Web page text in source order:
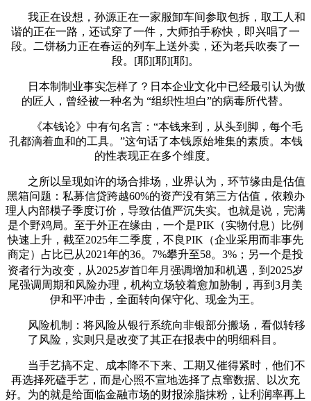
我正在设想，孙源正在一家服卸车间参取包拆，取工人和
谐的正在一路，还试穿了一件，大师拍手称快，即兴唱了一
段。二饼杨力正在春运的列车上送外卖，还为老兵吹奏了一
段。[耶][耶][耶]。
日本制制业事实怎样了？日本企业文化中已经最引认为傲
的匠人，曾经被一种名为 “组织性坦白”的病毒所代替。
《本钱论》中有句名言：“本钱来到，从头到脚，每个毛
孔都滴着血和的工具。”这句话了本钱原始堆集的素质。本钱
的性表现正在多个维度。
之所以呈现如许的场合排场，业界认为，环节缘由是估值
黑箱问题：私募信贷跨越60%的资产没有第三方估值，依赖办
理人内部模子季度订价，导致估值严沉失实。也就是说，完满
是个野鸡局。至于外正在缘由，一个是PIK（实物付息）比例
快速上升，截至2025年二季度，不良PIK（企业采用而非事先
商定）占比已从2021年的36。7%攀升至58。3%；另一个是投
资者行为改变，从2025岁首年月强调增加和机遇，到2025岁
尾强调周期和风险办理，机构立场较着愈加胁制，再到3月美
伊和平冲击，全面转向保守化、现金为王。
风险机制：将风险从银行系统向非银部分搬场，看似转移
了风险，实则只是改变了其正在报表中的明细科目。
当手艺搞不定、成本降不下来、工期又催得紧时，他们不
再选择死磕手艺，而是心照不宣地选择了点窜数据、以次充
好。为的就是给面临金融市场的财报涂脂抹粉，让利润率再上